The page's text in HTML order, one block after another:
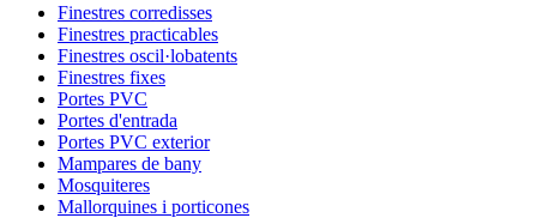
Finestres corredisses
Finestres practicables
Finestres oscil·lobatents
Finestres fixes
Portes PVC
Portes d'entrada
Portes PVC exterior
Mampares de bany
Mosquiteres
Mallorquines i porticones